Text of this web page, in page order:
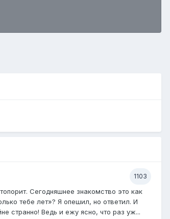
1103
Сегодняшнее знакомство это как
тебе лет»? Я опешил, но ответил. И
странно! Ведь и ежу ясно, что раз уж...